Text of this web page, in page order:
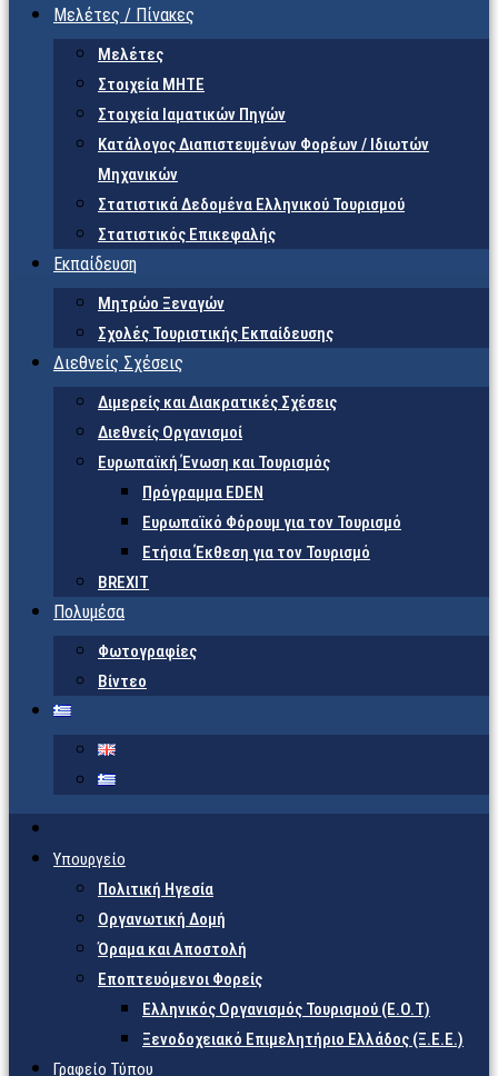
Μελέτες / Πίνακες
Μελέτες
Στοιχεία ΜΗΤΕ
Στοιχεία Ιαματικών Πηγών
Κατάλογος Διαπιστευμένων Φορέων / Ιδιωτών
Μηχανικών
Στατιστικά Δεδομένα Ελληνικού Τουρισμού
Στατιστικός Επικεφαλής
Εκπαίδευση
Μητρώο Ξεναγών
Σχολές Τουριστικής Εκπαίδευσης
Διεθνείς Σχέσεις
Διμερείς και Διακρατικές Σχέσεις
Διεθνείς Οργανισμοί
Ευρωπαϊκή Ένωση και Τουρισμός
Πρόγραμμα EDEN
Ευρωπαϊκό Φόρουμ για τον Τουρισμό
Ετήσια Έκθεση για τον Τουρισμό
BREXIT
Πολυμέσα
Φωτογραφίες
Βίντεο
Υπουργείο
Πολιτική Ηγεσία
Οργανωτική Δομή
Όραμα και Αποστολή
Εποπτευόμενοι Φορείς
Eλληνικός Οργανισμός Τουρισμού (Ε.Ο.Τ)
Ξενοδοχειακό Επιμελητήριο Ελλάδος (Ξ.Ε.Ε.)
Γραφείο Τύπου